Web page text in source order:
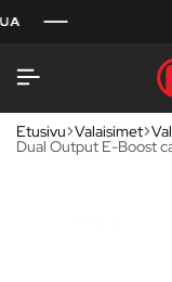
Etusivu Valaisimet
Dual Output E-Boost